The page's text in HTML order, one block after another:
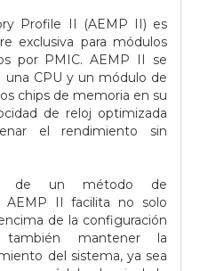
Profile II (AEMP II) es
exclusiva para módulos
por PMIC. AEMP II se
una CPU y un módulo de
chips de memoria en su
de reloj optimizada
el rendimiento sin
de un método de
AEMP II facilita no solo
de la configuración
mantener la
del sistema, ya sea